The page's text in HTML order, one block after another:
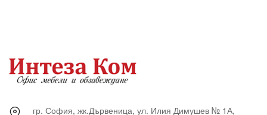
гр. София, жк.Дървеница, ул. Илия Димушев № 1А,